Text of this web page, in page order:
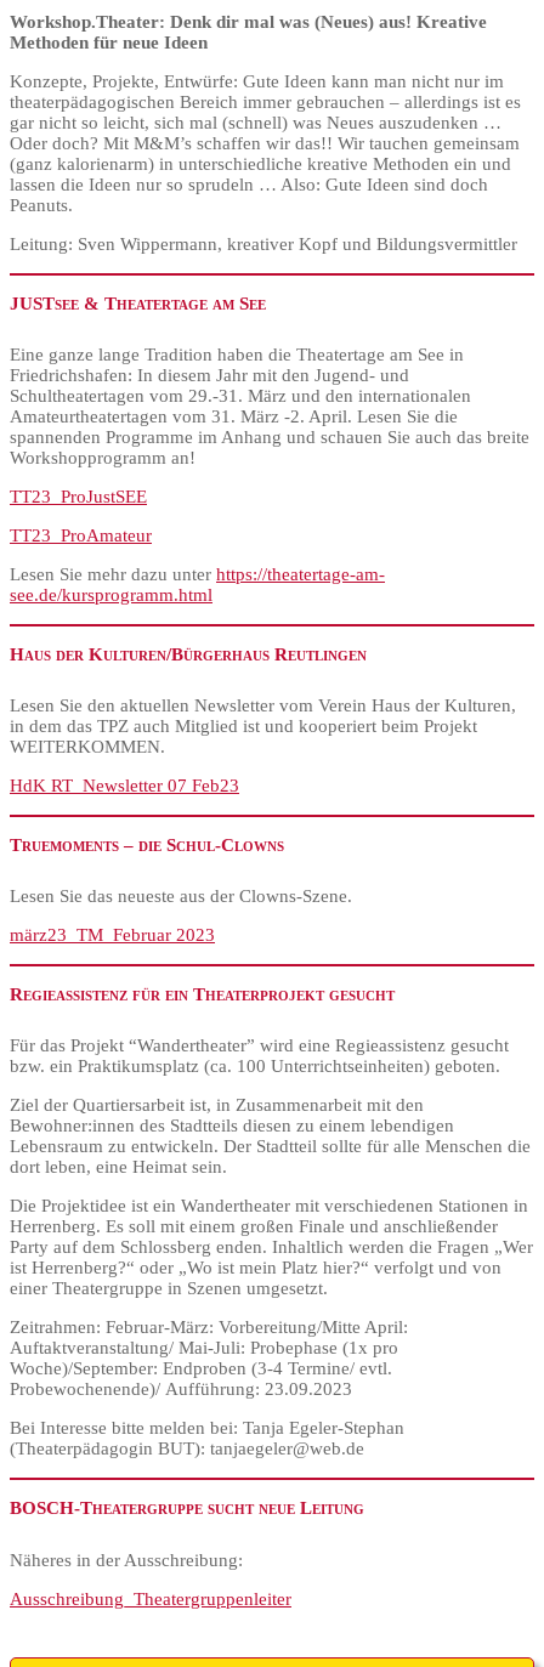
Workshop.Theater: Denk dir mal was (Neues) aus! Kreative
Methoden für neue Ideen
Konzepte, Projekte, Entwürfe: Gute Ideen kann man nicht nur im
theaterpädagogischen Bereich immer gebrauchen – allerdings ist es
gar nicht so leicht, sich mal (schnell) was Neues auszudenken …
Oder doch? Mit M&M’s schaffen wir das!! Wir tauchen gemeinsam
(ganz kalorienarm) in unterschiedliche kreative Methoden ein und
lassen die Ideen nur so sprudeln … Also: Gute Ideen sind doch
Peanuts.
Leitung: Sven Wippermann, kreativer Kopf und Bildungsvermittler
JUSTsee & Theatertage am See
Eine ganze lange Tradition haben die Theatertage am See in
Friedrichshafen: In diesem Jahr mit den Jugend- und
Schultheatertagen vom 29.-31. März und den internationalen
Amateurtheatertagen vom 31. März -2. April. Lesen Sie die
spannenden Programme im Anhang und schauen Sie auch das breite
Workshopprogramm an!
TT23_ProJustSEE
TT23_ProAmateur
Lesen Sie mehr dazu unter https://theatertage-am-
see.de/kursprogramm.html
Haus der Kulturen/Bürgerhaus Reutlingen
Lesen Sie den aktuellen Newsletter vom Verein Haus der Kulturen,
in dem das TPZ auch Mitglied ist und kooperiert beim Projekt
WEITERKOMMEN.
HdK RT_Newsletter 07 Feb23
Truemoments – die Schul-Clowns
Lesen Sie das neueste aus der Clowns-Szene.
märz23_TM_Februar 2023
Regieassistenz für ein Theaterprojekt gesucht
Für das Projekt “Wandertheater” wird eine Regieassistenz gesucht
bzw. ein Praktikumsplatz (ca. 100 Unterrichtseinheiten) geboten.
Ziel der Quartiersarbeit ist, in Zusammenarbeit mit den
Bewohner:innen des Stadtteils diesen zu einem lebendigen
Lebensraum zu entwickeln. Der Stadtteil sollte für alle Menschen die
dort leben, eine Heimat sein.
Die Projektidee ist ein Wandertheater mit verschiedenen Stationen in
Herrenberg. Es soll mit einem großen Finale und anschließender
Party auf dem Schlossberg enden. Inhaltlich werden die Fragen „Wer
ist Herrenberg?“ oder „Wo ist mein Platz hier?“ verfolgt und von
einer Theatergruppe in Szenen umgesetzt.
Zeitrahmen: Februar-März: Vorbereitung/Mitte April:
Auftaktveranstaltung/ Mai-Juli: Probephase (1x pro
Woche)/September: Endproben (3-4 Termine/ evtl.
Probewochenende)/ Aufführung: 23.09.2023
Bei Interesse bitte melden bei: Tanja Egeler-Stephan
(Theaterpädagogin BUT): tanjaegeler@web.de
BOSCH-Theatergruppe sucht neue Leitung
Näheres in der Ausschreibung:
Ausschreibung_Theatergruppenleiter